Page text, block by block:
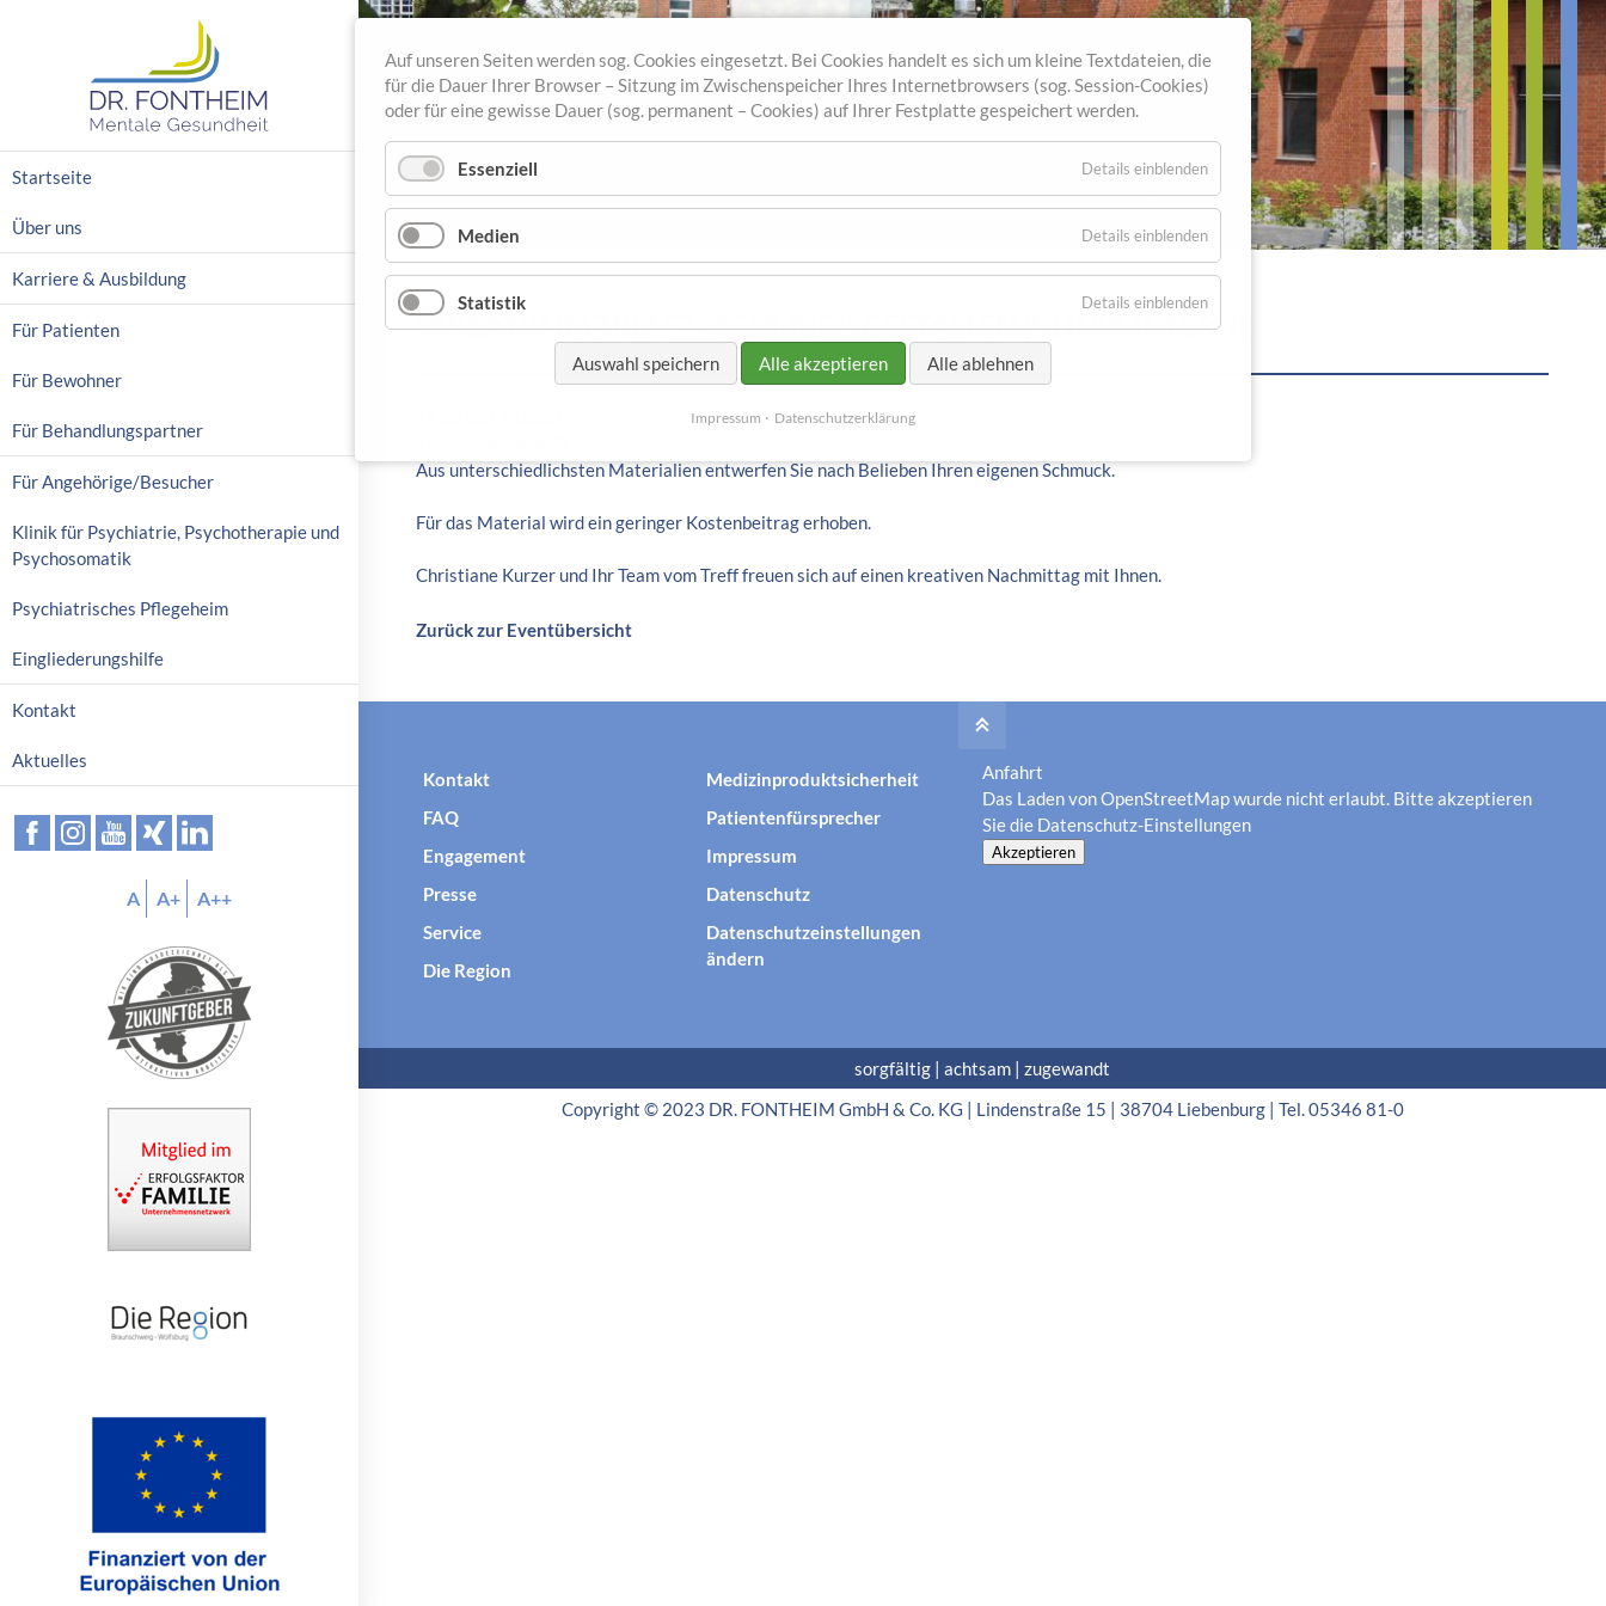
"KREATIV IM TREFF" - SCHMUCK GESTALTEN (KLINIK INTERN)
Aus unterschiedlichsten Materialien entwerfen Sie nach Belieben Ihren eigenen Schmuck.
Für das Material wird ein geringer Kostenbeitrag erhoben.
Christiane Kurzer und Ihr Team vom Treff freuen sich auf einen kreativen Nachmittag mit Ihnen.
Zurück zur Eventübersicht
Kontakt
FAQ
Engagement
Presse
Service
Die Region
Medizinproduktsicherheit
Patientenfürsprecher
Impressum
Datenschutz
Datenschutzeinstellungen
ändern
Anfahrt
Das Laden von OpenStreetMap wurde nicht erlaubt. Bitte akzeptieren
Sie die Datenschutz-Einstellungen
Akzeptieren
sorgfältig | achtsam | zugewandt
Copyright © 2023 DR. FONTHEIM GmbH & Co. KG | Lindenstraße 15 | 38704 Liebenburg | Tel. 05346 81-0
b
e
Startseite
Über uns
Karriere & Ausbildung
Für Patienten
Für Bewohner
Für Behandlungspartner
Für Angehörige/Besucher
Klinik für Psychiatrie, Psychotherapie und
Psychosomatik
Psychiatrisches Pflegeheim
Eingliederungshilfe
Kontakt
Aktuelles
A A+ A++
Auf unseren Seiten werden sog. Cookies eingesetzt. Bei Cookies handelt es sich um kleine Textdateien, die
für die Dauer Ihrer Browser – Sitzung im Zwischenspeicher Ihres Internetbrowsers (sog. Session-Cookies)
oder für eine gewisse Dauer (sog. permanent – Cookies) auf Ihrer Festplatte gespeichert werden.
Essenziell Details einblenden
Medien Details einblenden
Statistik Details einblenden
Auswahl speichern Alle akzeptieren Alle ablehnen
Impressum Datenschutzerklärung